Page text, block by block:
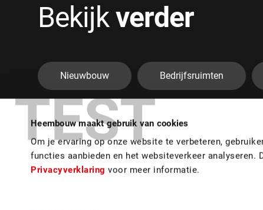
TEST
Heembouw maakt gebruik van cookies
Om je ervaring op onze website te verbeteren,
functies aanbieden en het websiteverkeer
Privacyverklaring voor meer informatie.
Bekijkverder
Nieuwbouw Bedrijfsruimten
Volgendproject